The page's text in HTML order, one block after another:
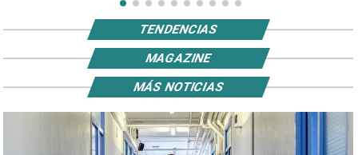
TENDENCIAS
MAGAZINE
MÁS NOTICIAS